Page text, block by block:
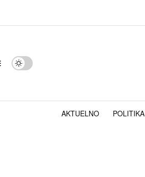
AKTUELNO POLITIKA